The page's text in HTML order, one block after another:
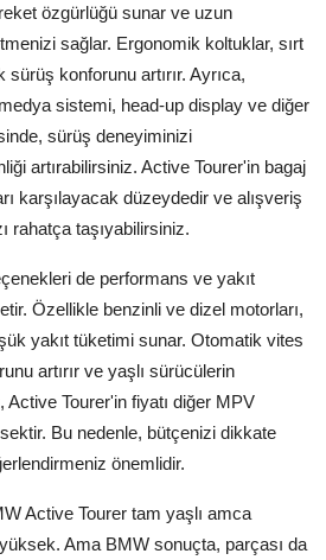
özgürlüğü sunar ve uzun
sağlar. Ergonomik koltuklar, sırt
konforunu artırır. Ayrıca,
sistemi, head-up display ve diğer
sürüş deneyiminizi
artırabilirsiniz. Active Tourer'in bagaj
karşılayacak düzeydedir ve alışveriş
rahatça taşıyabilirsiniz.
de performans ve yakıt
Özellikle benzinli ve dizel motorları,
yakıt tüketimi sunar. Otomatik vites
artırır ve yaşlı sürücülerin
Active Tourer'in fiyatı diğer MPV
Bu nedenle, bütçenizi dikkate
önemlidir.
Active Tourer tam yaşlı amca
Ama BMW sonuçta, parçası da